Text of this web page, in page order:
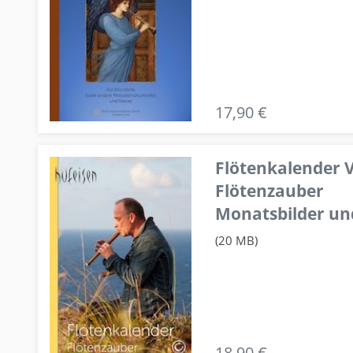
17,90 €
Flötenkalender
Flötenzauber
Monatsbilder
(20 MB)